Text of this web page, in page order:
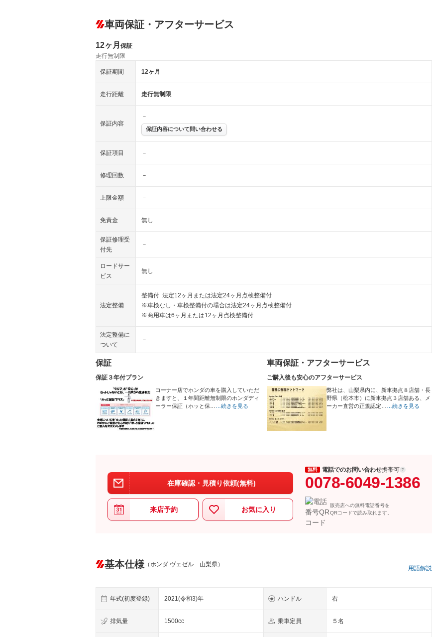
車両保証・アフターサービス
12ヶ月 保証
走行無制限
保証期間 12ヶ月
走行距離 走行無制限
保証内容
－
保証内容について問い合わせる
保証項目 －
修理回数 －
上限金額 －
免責金 無し
保証修理受
付先
－
ロードサー
ビス
無し
法定整備
整備付 法定12ヶ月または法定24ヶ月点検整備付
※車検なし・車検整備付の場合は法定24ヶ月点検整備付
※商用車は6ヶ月または12ヶ月点検整備付
法定整備に
ついて
－
保証
保証３年付プラン
コーナー店でホンダの車を購入していただ
きますと、１年間距離無制限のホンダディ
ーラー保証（ホッと保…
…続きを見る
車両保証・アフターサービス
ご購入後も安心のアフターサービス
弊社は、山梨県内に、新車拠点８店舗・長
野県（松本市）に新車拠点３店舗ある、メ
ーカー直営の正規認定…
…続きを見る
在庫確認・見積り依頼(無料)
来店予約 お気に入り
無料 電話でのお問い合わせ携帯可
0078-6049-1386
販売店への無料電話番号を
QRコードで読み取れます。
基本仕様 （ホンダ ヴェゼル 山梨県）
用語解説
年式(初度登録) 2021(令和3)年 ハンドル 右
排気量 1500cc 乗車定員 ５名